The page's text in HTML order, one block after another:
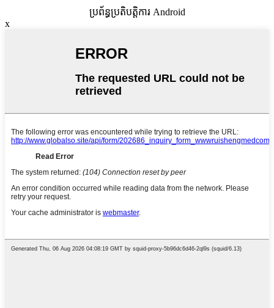
ប្រព័ន្ធប្រតិបត្តិការ Android
x